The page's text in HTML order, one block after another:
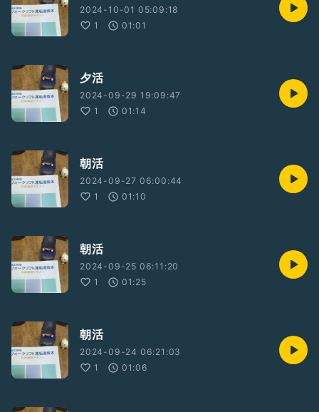
2024-10-01 05:09:18
1
01:01
夕活
2024-09-29 19:09:47
1
01:14
朝活
2024-09-27 06:00:44
1
01:10
朝活
2024-09-25 06:11:20
1
01:25
朝活
2024-09-24 06:21:03
1
01:06